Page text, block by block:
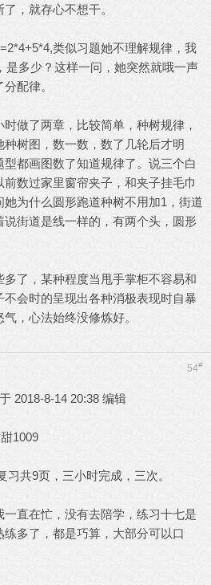
，就存心不想干。
类似习题她不理解规律，我
是多少？这样一问，她突然就哦一声
配律。
做了两章，比较简单，种树规律，
树图，数一数，数了几轮后才明
型都画图数了知道规律了。说三个白
数过家里窗帘夹子，和夹子挂毛巾
她为什么圆形跑道种树不用加1，街道
街道是线一样的，有两个头，圆形
多了，某种程度当甩手掌柜不容易和
会时的呈现出各种消极表现时自暴
，心法始终没修炼好。
54#
2018-8-14 20:38 编辑
1009
习共9页，三小时完成，三次。
直在忙，没有去陪学，练习十七是
多了，都是巧算，大部分可以口